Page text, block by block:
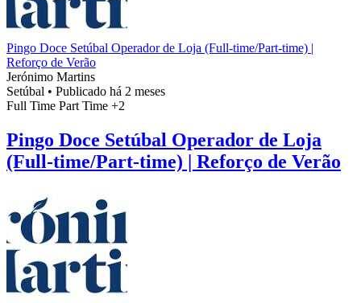
Pingo Doce Setúbal Operador de Loja (Full-time/Part-time) |
Reforço de Verão
Jerónimo Martins
Setúbal • Publicado há 2 meses
Full Time Part Time +2
Pingo Doce Setúbal Operador de Loja
(Full-time/Part-time) | Reforço de Verão